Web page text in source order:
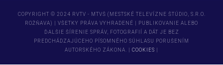
COPYRIGHT © 2024 RVTV - MTVŠ (MESTSKÉ TELEVÍZNE ŠTÚDIO, S.R.O.
ROŽŇAVA) | VŠETKY PRÁVA VYHRADENÉ | PUBLIKOVANIE ALEBO
ĎALŠIE ŠÍRENIE SPRÁV, FOTOGRAFIÍ A DÁT JE BEZ
PREDCHÁDZAJÚCEHO PÍSOMNÉHO SÚHLASU PORUŠENÍM
AUTORSKÉHO ZÁKONA. | COOKIES